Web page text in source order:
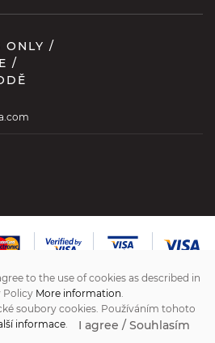
ONLY /
/
www.pixelhouse.cz
to the use of cookies as described in
Policy More information.
soubory cookies. Používáním tohoto
informace. I agree / Souhlasím